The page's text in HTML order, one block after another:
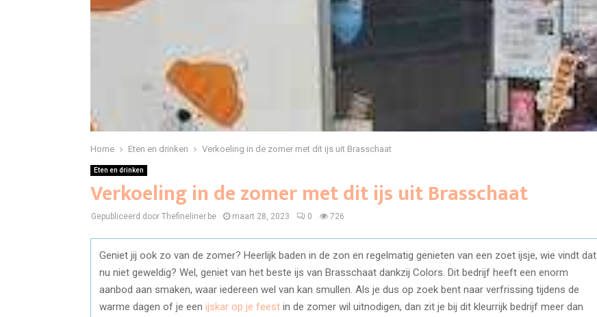
Home Eten en drinken Verkoeling in de zomer met dit ijs uit Brasschaat
Eten en drinken
Verkoeling in de zomer met dit ijs uit Brasschaat
Gepubliceerd door Thefineliner.be maart 28, 2023 0 726
Geniet jij ook zo van de zomer? Heerlijk baden in de zon en regelmatig genieten van een zoet ijsje, wie vindt dat
nu niet geweldig? Wel, geniet van het beste ijs van Brasschaat dankzij Colors. Dit bedrijf heeft een enorm
aanbod aan smaken, waar iedereen wel van kan smullen. Als je dus op zoek bent naar verfrissing tijdens de
warme dagen of je een ijskar op je feest in de zomer wil uitnodigen, dan zit je bij dit kleurrijk bedrijf meer dan